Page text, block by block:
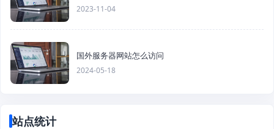
2023-11-04
国外服务器网站怎么访问
2024-05-18
站点统计